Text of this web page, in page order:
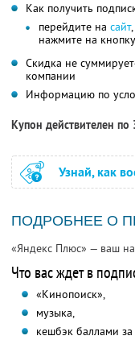
Как получить
перейдите на сайт
нажмите на
Скидка не
компании
Информацию по
Купон действителен
Узнай, как
ПОДРОБНЕЕ О
«Яндекс Плюс» — ваш
Что вас ждет в
«Кинопоиск»,
музыка,
кешбэк баллами за